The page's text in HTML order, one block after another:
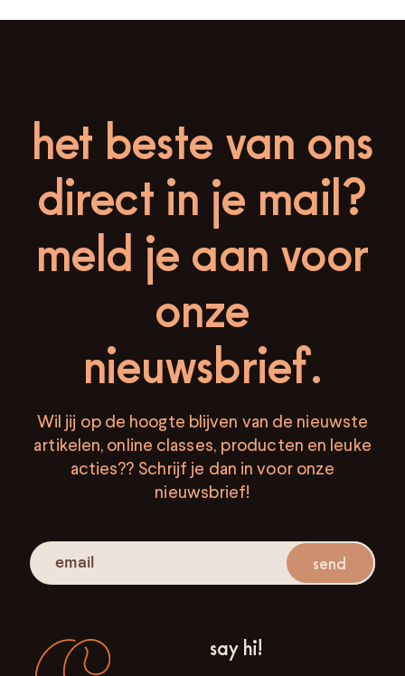
het beste van ons
direct in je mail?
meld je aan voor
onze
nieuwsbrief.
Wil jij op de hoogte blijven van de nieuwste
artikelen, online classes, producten en leuke
acties?? Schrijf je dan in voor onze
nieuwsbrief!
send
say hi!